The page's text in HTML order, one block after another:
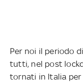
Per noi il periodo
tutti, nel post
tornati in Italia per